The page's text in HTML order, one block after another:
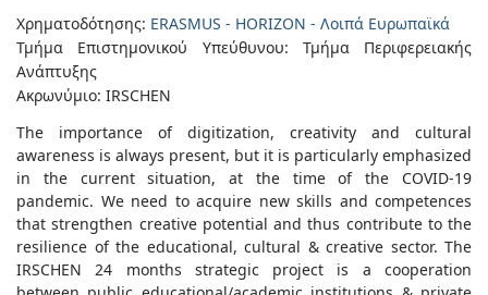
Χρηματοδότησης: ERASMUS - HORIZON - Λοιπά Ευρωπαϊκά
Τμήμα Επιστημονικού Υπεύθυνου: Τμήμα Περιφερειακής
Ανάπτυξης
Ακρωνύμιο: IRSCHEN
The importance of digitization, creativity and cultural
awareness is always present, but it is particularly emphasized
in the current situation, at the time of the COVID-19
pandemic. We need to acquire new skills and competences
that strengthen creative potential and thus contribute to the
resilience of the educational, cultural & creative sector. The
IRSCHEN 24 months strategic project is a cooperation